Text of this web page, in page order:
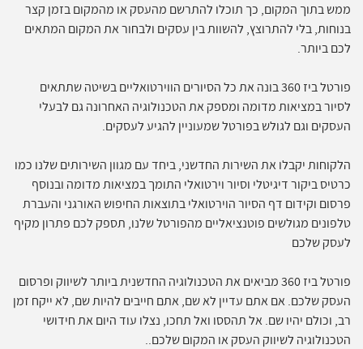
ממש בתוך המקום, כך תוכלו להתרשם מהעסק או מהמקום בזמן קצר
בנוחות, בלי להתרוצץ, להשוות בין עסקים ולבחור את המקום המתאים
לכם ביותר.
פורטל ביז 360 בונה את כל הסיורים הווירטואליים בשיטה שתתאים
לסיור במציאות מדומה ומספק את הטכנולוגיה האחרונה גם לבעלי
העסקים וגם לגולש בפורטל שמעוניין להגיע לעסקים.
הלקוחות יקבלו את השירות החדשני, ביחד עם מגוון השירותים שלנו כמו
כרטיס ביקור דיגיטלי וסיור וירטואלי התומך במציאות מדומה ובנוסף
פרסום וקידום דף הסיור הוירטואלי בתוצאות החיפוש האורגני והעברת
טלפונים מגולשים פוטנציאליים מהפורטל שלנו, תספק לכם פתרון מקיף
לעסק שלכם
פורטל ביז 360 מביאים את הטכנולוגיה החדשנית ביותר לשיווק ופרסום
העסק שלכם. אם אתם עדיין לא שם, אתם חייבים להיות שם, לא ייקח זמן
רב, וכולם יהיו שם. אל תהססו ואל תחכו, נצלו עוד היום את חידושי
הטכנולוגיה לשיווק העסק או המקום שלכם..